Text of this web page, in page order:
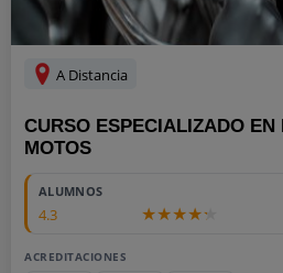
A Distancia
CURSO ESPECIALIZADO EN
MOTOS
ALUMNOS
4.3
ACREDITACIONES